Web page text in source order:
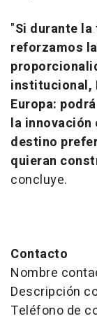
"Si durante
reforzamos
institucional,
Europa:
la
destino
quieran
concluye.
Contacto
Nombre
Descripción
Teléfono de